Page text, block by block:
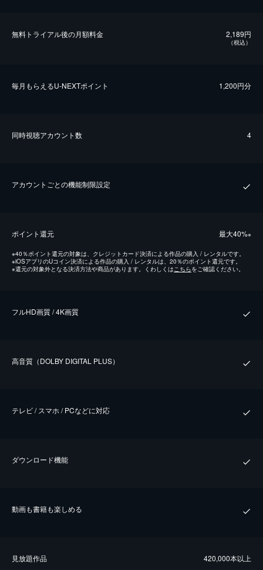
無料トライアル後の⽉額料金 2,189円
（税込）
毎⽉もらえるU-NEXTポイント 1,200円分
同時視聴アカウント数 4
アカウントごとの機能制限設定
ポイント還元 最⼤40%※
※40％ポイント還元の対象は、クレジットカード決済による作品の購入 / レンタルです。
※iOSアプリのUコイン決済による作品の購入 / レンタルは、20％のポイント還元です。
※還元の対象外となる決済方法や商品があります。くわしくはこちらをご確認ください。
フルHD画質 / 4K画質
⾼⾳質（DOLBY DIGITAL PLUS）
テレビ / スマホ / PCなどに対応
ダウンロード機能
動画も書籍も楽しめる
⾒放題作品 420,000本以上